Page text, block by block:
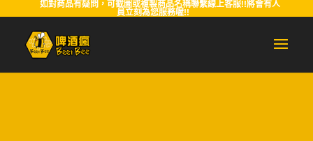
如對商品有疑問，可截圖或複製商品名稱聯繫線上客服!!將會有人
員立刻為您服務喔!!